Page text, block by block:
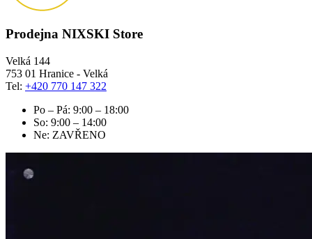
Prodejna NIXSKI Store
Velká 144
753 01 Hranice - Velká
Tel: +420 770 147 322
Po – Pá: 9:00 – 18:00
So: 9:00 – 14:00
Ne: ZAVŘENO